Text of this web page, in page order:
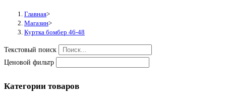
Главная>
Магазин>
Куртка бомбер 46-48
Текстовый поиск
Ценовой фильтр
Категории товаров